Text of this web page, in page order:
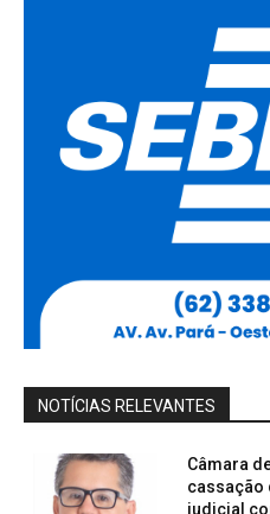
NOTÍCIAS RELEVANTES
Câmara
cassação
judicial